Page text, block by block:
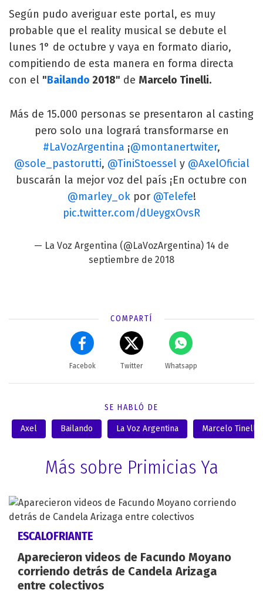
Según pudo averiguar este portal, es muy
probable que el reality musical se debute el
lunes 1° de octubre y vaya en formato diario,
compitiendo de esta manera en forma directa
con el "Bailando 2018" de Marcelo Tinelli.
Más de 15.000 personas se presentaron al casting
pero solo una logrará transformarse en
#LaVozArgentina ¡@montanertwiter,
@sole_pastorutti, @TiniStoessely @AxelOficial
buscarán la mejor voz del país ¡En octubre con
@marley_okpor @Telefe!
pic.twitter.com/dUeygxOvsR
— La Voz Argentina (@LaVozArgentina) 14 de
septiembre de 2018
COMPARTÍ
Facebok Twitter Whatsapp
SE HABLÓ DE
Axel Bailando La Voz Argentina Marcelo Tinelli
Más sobre Primicias Ya
ESCALOFRIANTE
Aparecieron videos de Facundo Moyano
corriendo detrás de Candela Arizaga
entre colectivos